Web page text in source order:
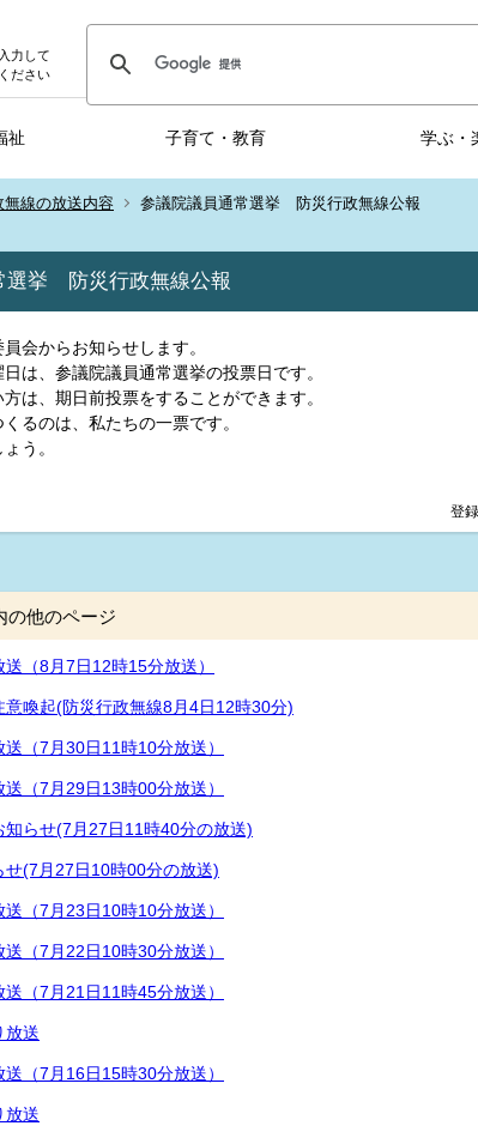
力して
ださい
祉 子育て・教育 学ぶ・
無線の放送内容 参議院議員通常選挙 防災行政無線公報
選挙 防災行政無線公報
会からお知らせします。
は、参議院議員通常選挙の投票日です。
は、期日前投票をすることができます。
るのは、私たちの一票です。
う。
登
の他のページ
（8月7日12時15分放送）
意喚起(防災行政無線8月4日12時30分)
（7月30日11時10分放送）
（7月29日13時00分放送）
知らせ(7月27日11時40分の放送)
せ(7月27日10時00分の放送)
（7月23日10時10分放送）
（7月22日10時30分放送）
（7月21日11時45分放送）
放送
（7月16日15時30分放送）
放送